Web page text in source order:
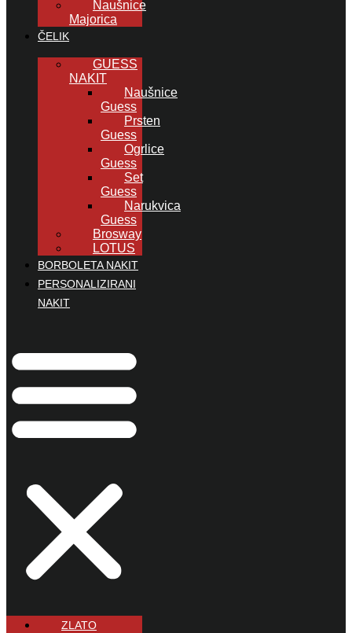
Naušnice
Majorica
ČELIK
GUESS
NAKIT
Naušnice
Guess
Prsten
Guess
Ogrlice
Guess
Set
Guess
Narukvica
Guess
Brosway
LOTUS
BORBOLETA NAKIT
PERSONALIZIRANI
NAKIT
ZLATO